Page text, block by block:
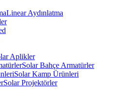
Linear Aydınlatma
Aplikler
Solar Bahçe Armatürler
Solar Kamp Ürünleri
Solar Projektörler